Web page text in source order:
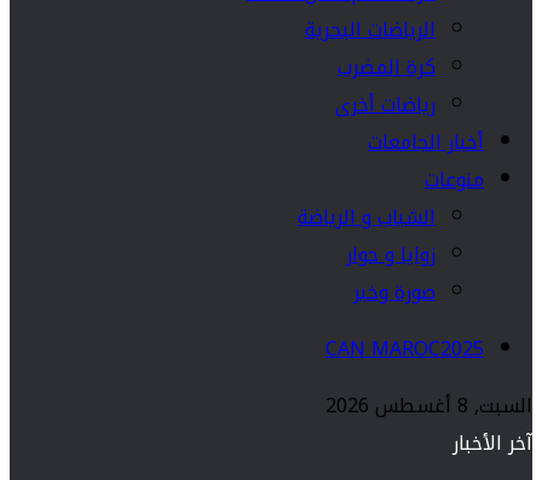
الرياضات البحرية
كرة المضرب
رياضات أخرى
أخبار الجامعات
منوعات
الشباب و الرياضة
زوايا و حوار
صورة وخبر
CAN MAROC2025
السبت, 8 أغسطس 2026
آخر الأخبار